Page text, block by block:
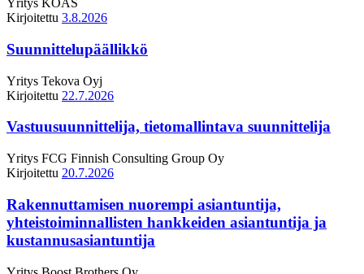
Yritys KOAS
Kirjoitettu 3.8.2026
Suunnittelupäällikkö
Yritys Tekova Oyj
Kirjoitettu 22.7.2026
Vastuusuunnittelija, tietomallintava suunnittelija
Yritys FCG Finnish Consulting Group Oy
Kirjoitettu 20.7.2026
Rakennuttamisen nuorempi asiantuntija,
yhteistoiminnallisten hankkeiden asiantuntija ja
kustannusasiantuntija